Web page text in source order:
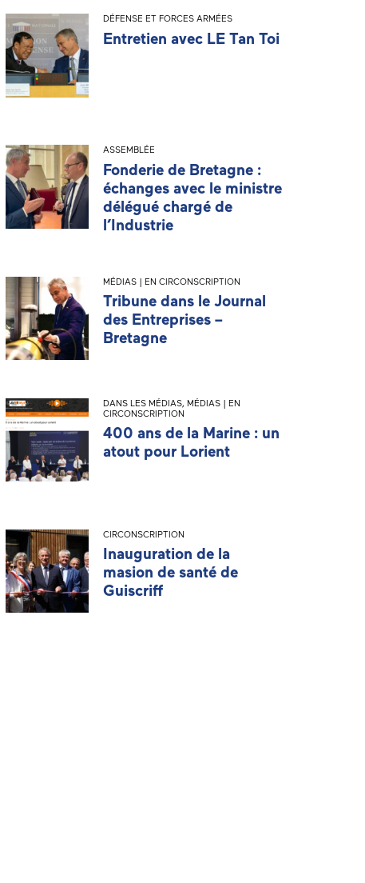
DÉFENSE ET FORCES ARMÉES
Entretien avec LE Tan Toi
ASSEMBLÉE
Fonderie de Bretagne :
échanges avec le ministre
délégué chargé de
l’Industrie
MÉDIAS | EN CIRCONSCRIPTION
Tribune dans le Journal
des Entreprises –
Bretagne
DANS LES MÉDIAS, MÉDIAS | EN
CIRCONSCRIPTION
400 ans de la Marine : un
atout pour Lorient
CIRCONSCRIPTION
Inauguration de la
masion de santé de
Guiscriff